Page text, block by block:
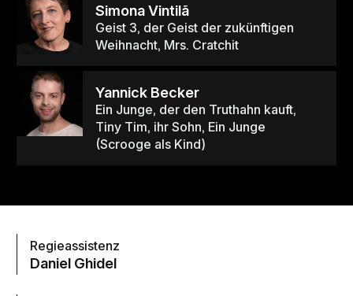
Simona Vintilã
Geist 3, der Geist der zukünftigen
Weihnacht, Mrs. Cratchit
Yannick Becker
Ein Junge, der den Truthahn kauft,
Tiny Tim, ihr Sohn, Ein Junge
(Scrooge als Kind)
Regieassistenz
Daniel Ghidel